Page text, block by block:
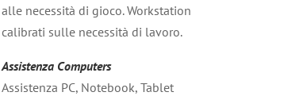
alle necessità di gioco. Workstation
calibrati sulle necessità di lavoro.
Assistenza Computers
Assistenza PC, Notebook, Tablet